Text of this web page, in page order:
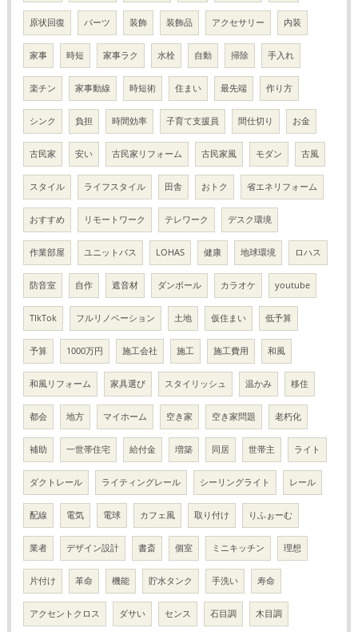
原状回復 パーツ 装飾 装飾品 アクセサリー 内装
家事 時短 家事ラク 水栓 自動 掃除 手入れ
楽チン 家事動線 時短術 住まい 最先端 作り方
シンク 負担 時間効率 子育て支援員 間仕切り お金
古民家 安い 古民家リフォーム 古民家風 モダン 古風
スタイル ライフスタイル 田舎 おトク 省エネリフォーム
おすすめ リモートワーク テレワーク デスク環境
作業部屋 ユニットバス LOHAS 健康 地球環境 ロハス
防音室 自作 遮音材 ダンボール カラオケ youtube
TIkTok フルリノベーション 土地 仮住まい 低予算
予算 1000万円 施工会社 施工 施工費用 和風
和風リフォーム 家具選び スタイリッシュ 温かみ 移住
都会 地方 マイホーム 空き家 空き家問題 老朽化
補助 一世帯住宅 給付金 増築 同居 世帯主 ライト
ダクトレール ライティングレール シーリングライト レール
配線 電気 電球 カフェ風 取り付け りふぉーむ
業者 デザイン設計 書斎 個室 ミニキッチン 理想
片付け 革命 機能 貯水タンク 手洗い 寿命
アクセントクロス ダサい センス 石目調 木目調